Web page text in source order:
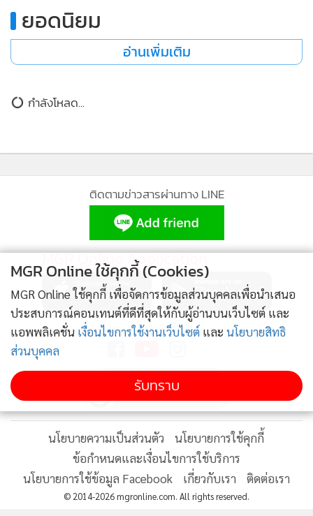
“หากดูเฉพาะทางเทคนิคในเรื่องค่าเงินดอลลาร์สหรัฐ ก็พบว่า
ดอลลาร์เริ่มขยับเข้าใกล้แนวรับสำคัญ หลังจากอ่อนค่ามาตั้งแต่
ช่วงกลางเดือนมกราคม ดังนั้นโอกาสกลับไปแข็งค่าอีกครั้งก็มี
ความเป็นไปได้”
ว่า ส่วนตัวมองหุ้นในกลุ่มธนาคาร โดยเฉพาะ ธนาคารกรุงไทย
เป้าไว้ที่ 18 บาท อีกกลุ่มคือกลุ่มสื่อสาร โดยเฉพาะ
การปันผลในระดับที่สูง สำหรับหุ้นในกลุ่มพลังงาน มองว่าปรับตัว
ขึ้นมากแล้วเหลือ Upside น้อย
ทั้งนี้ ข้อมูลจากตลาดหลักทรัพย์แห่งประเทศพบว่า ในเดือนกุม
ภาพพันธ์เพียงแค่ วันที่ 1- 10 ก.พ. นักลงทุนต่างชาติมีการซื้อ
สะสมในตลาดหุ้นไทยแล้ว 21,042.88 ล้านบาท ขณะที่ตั้งแต่วัน
ที่ 1 มกราคมจนถึง 10 ก.พ. นักลงทุนต่างชาติมีการซื้อสะสมแล้ว
24,017.32 ล้านบาท
อนึ่งก่อนหน้านี้ ตลาดหลักทรัพย์แห่งประเทศไทย สรุปภาพรวม
การซื้อขายในช่วงเดือนมกราคม 2555 ว่า ตั้งแต่ต้นปีจนถึง
ปัจจุบันเงินทุนต่างชาติไหลเข้าตลาดทุนไทยแล้วประมาณ 9.5
หมื่นล้านบาท ส่วนใหญ่เข้าตลาดพันธบัตร (บอนด์) กว่า 8 หมื่น
ล้านบาท เข้าตลาดหุ้นเพียง 1.5 หมื่นล้านบาท น้อยกว่าตลาดอื่น
ในภูมิภาค แม้ว่าสภาพคล่องทั่วโลกจะมีสูง จากการที่ธนาคาร
กลางทั่วโลกอัดฉีดเงินเข้าระบบ แต่เศรษฐกิจไทยเพิ่งฟื้นตัวจาก
ยอดนิยม
อ่านเพิ่มเติม
กำลังโหลด...
ติดตามข่าวสารผ่านทาง LINE
MGR Online Application
ติดตาม MGR Online
นโยบายความเป็นส่วนตัว
นโยบายการใช้คุกกี้
ข้อกำหนดและเงื่อนไขการใช้บริการ
นโยบายการใช้ข้อมูล Facebook
เกี่ยวกับเรา ติดต่อเรา
© 2014-2026 mgronline.com. All rights reserved.
MGR Online ใช้คุกกี้ (Cookies)
MGR Online ใช้คุกกี้ เพื่อจัดการข้อมูลส่วนบุคคลเพื่อนำเสนอ
ประสบการณ์คอนเทนต์ที่ดีที่สุดให้กับผู้อ่านบนเว็บไซต์ และ
แอพพลิเคชั่น เงื่อนไขการใช้งานเว็บไซต์ และ นโยบายสิทธิ
ส่วนบุคคล
รับทราบ